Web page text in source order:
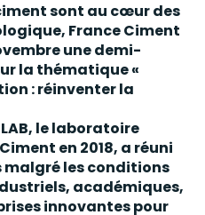
sont au cœur des
France Ciment
une demi-
la thématique «
: réinventer la
le laboratoire
en 2018, a réuni
malgré les conditions
académiques,
innovantes pour